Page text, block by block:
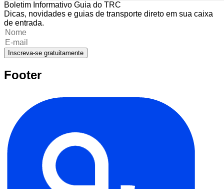
Boletim Informativo Guia do TRC
Dicas, novidades e guias de transporte direto em sua caixa
de entrada.
Inscreva-se gratuitamente
Footer